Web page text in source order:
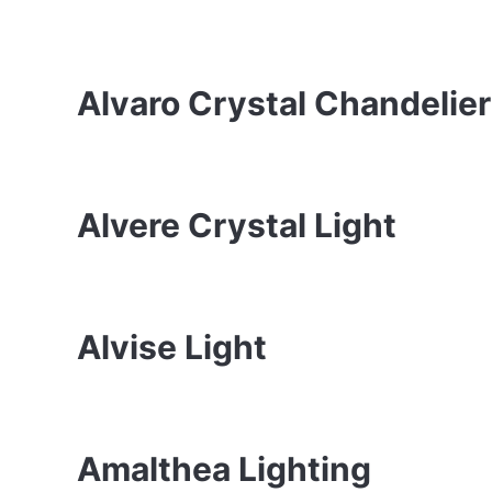
Alvaro Crystal
Alvere Crystal Light
Alvise Light
Amalthea Lighting